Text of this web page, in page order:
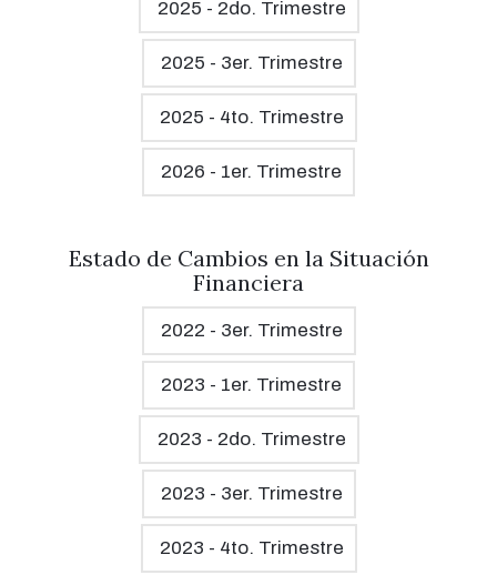
2025 - 2do. Trimestre
2025 - 3er. Trimestre
2025 - 4to. Trimestre
2026 - 1er. Trimestre
Estado de Cambios en la Situación
Financiera
2022 - 3er. Trimestre
2023 - 1er. Trimestre
2023 - 2do. Trimestre
2023 - 3er. Trimestre
2023 - 4to. Trimestre